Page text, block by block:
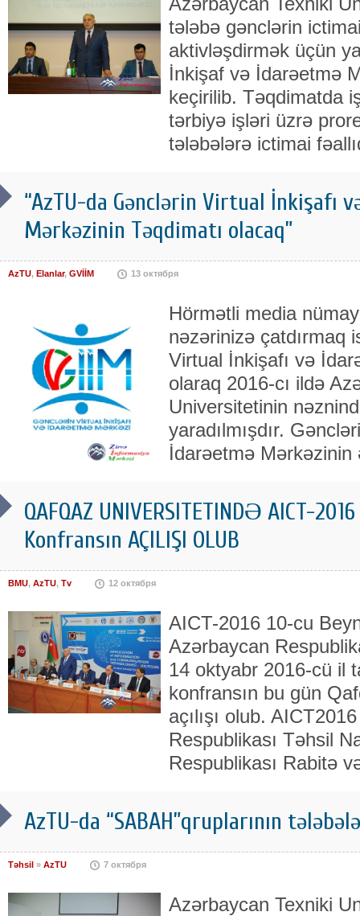
tələbə gənclərin
aktivləşdirmək üçün
İnkişaf və İdarəetmə
keçirilib. Təqdimatda
tərbiyə işləri üzrə
tələbələrə ictimai
“AzTU-da Gənclərin Virtual İnkişafı
Mərkəzinin Təqdimatı olacaq”
AzTU, Elanlar, GVİİM 13 октября
Hörmətli media
nəzərinizə çatdırmaq
Virtual İnkişafı və
olaraq 2016-cı ildə
Universitetinin
yaradılmışdır.
İdarəetmə Mərkəzinin
QAFQAZ UNIVERSITETINDƏ AICT-
Konfransın AÇILIŞI OLUB
BMU, AzTU, Tv 12 октября
AICT-2016 10-cu
Azərbaycan
14 oktyabr 2016-cü il
konfransın bu gün
açılışı olub.
Respublikası Təhsil
Respublikası Rabitə
AzTU-da “SABAH”qruplarının
Təhsil » AzTU 7 октября
Azərbaycan Texniki